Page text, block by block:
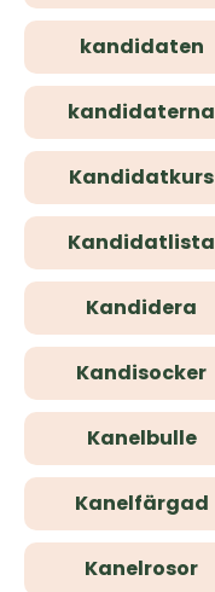
kandidaten
kandidaterna
Kandidatkurs
Kandidatlista
Kandidera
Kandisocker
Kanelbulle
Kanelfärgad
Kanelrosor